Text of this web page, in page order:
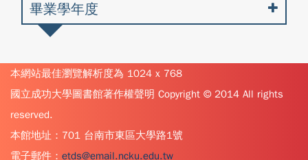
畢業學年度
本網站最佳瀏覽解析度為 1024 x 768
國立成功大學圖書館著作權聲明 Copyright © 2014 All rights
reserved.
本館地址：701 台南市東區大學路1號
電子郵件： etds@email.ncku.edu.tw